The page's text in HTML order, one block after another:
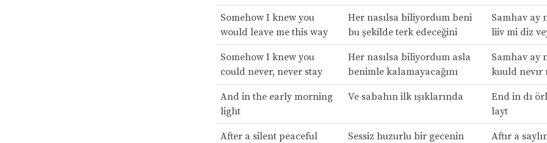
Somehow I knew you
would leave me this way
Her nasılsa biliyordum beni
bu şekilde terk edeceğini
Samhav ay
liiv mi diz
Somehow I knew you
could never, never stay
Her nasılsa biliyordum asla
benimle kalamayacağını
Samhav ay
kuuld nevır
And in the early morning
light
Ve sabahın ilk ışıklarında
End in dı
layt
After a silent peaceful
Sessiz huzurlu bir gecenin
Aftır a